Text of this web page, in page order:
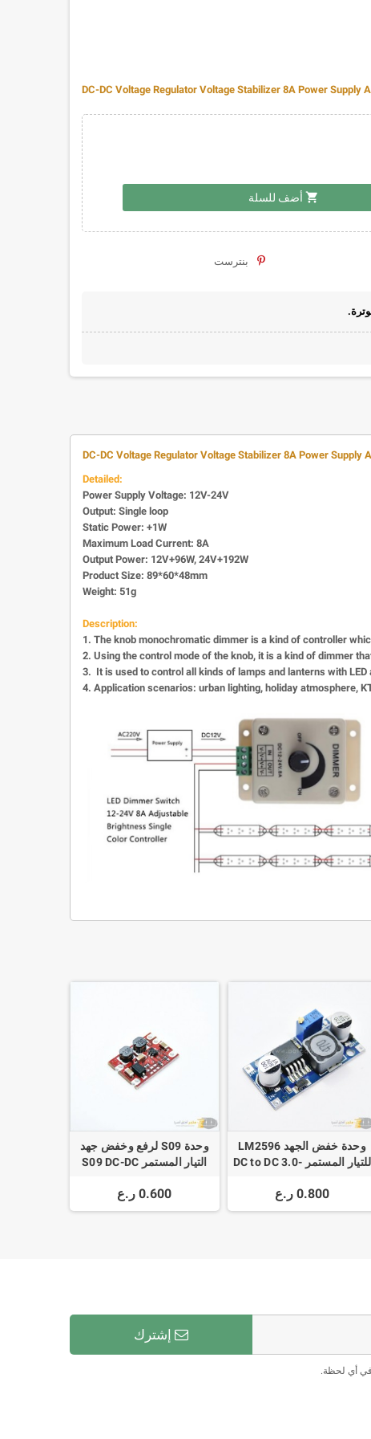
DC-DC Voltage Regulator Voltage Stabilizer 8A Power Supply
shopping_cart أضف للسلة
بنترست
DC-DC Voltage Regulator Voltage Stabilizer 8A Power Supply
Detailed:
Power Supply Voltage: 12V-24V
Output: Single loop
Static Power: +1W
Maximum Load Current: 8A
Output Power: 12V+96W, 24V+192W
Product Size: 89*60*48mm
Weight: 51g
Description:
1. The knob monochromatic dimmer is a kind of controller
2. Using the control mode of the knob, it is a kind of dimmer
3. It is used to control all kinds of lamps and lanterns with LED
4. Application scenarios: urban lighting, holiday atmosphere,
وحدة خفض الجهد LM2596
للتيار المستمر DC to DC 3.0-
0.800 ر.ع
وحدة S09 لرفع وخفض جهد
التيار المستمر S09 DC-DC
0.600 ر.ع
إشترك
أي لحظة.